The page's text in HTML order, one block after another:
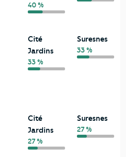
40 %
Cité
Jardins
33 %
Suresnes
33 %
Cité
Jardins
27 %
Suresnes
27 %